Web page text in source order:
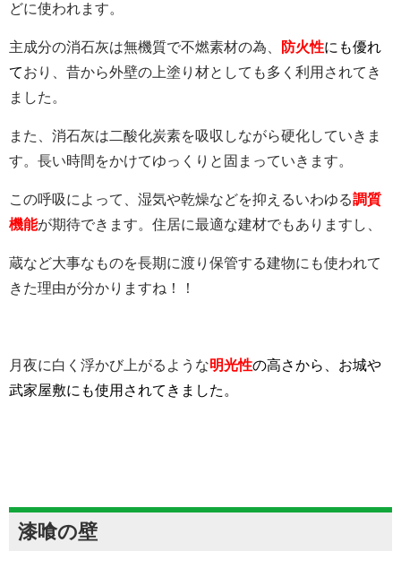
どに使われます。
主成分の消石灰は無機質で不燃素材の為、 防火性にも優れ
ており、昔から外壁の上塗り材としても多く利用されてき
ました。
また、消石灰は二酸化炭素を吸収しながら硬化していきま
す。長い時間をかけてゆっくりと固まっていきます。
この呼吸によって、湿気や乾燥などを抑えるいわゆる調質
機能が期待できます。住居に最適な建材でもありますし、
蔵など大事なものを長期に渡り保管する建物にも使われて
きた理由が分かりますね！！
月夜に白く浮かび上がるような明光性の高さから、お城や
武家屋敷にも使用されてきました。
漆喰の壁